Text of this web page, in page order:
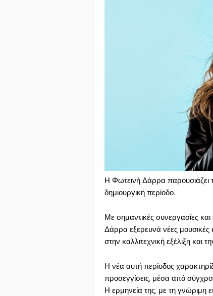
Η Φωτεινή Δάρρα παρουσιάζει
δημιουργική περίοδο.
Με σημαντικές συνεργασίες
Δάρρα εξερευνά νέες
στην καλλιτεχνική εξέλιξη
Η νέα αυτή περίοδος
προσεγγίσεις, μέσα από
Η ερμηνεία της, με τη γνώριμη